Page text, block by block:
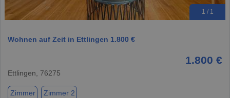
1 / 1
Wohnen auf Zeit in Ettlingen 1.800 €
1.800 €
Ettlingen, 76275
Zimmer Zimmer 2